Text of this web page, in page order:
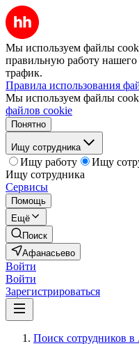
Мы используем файлы
правильную работу нашего
трафик.
Правила использования
Мы используем файлы
файлов cookie
Понятно
Ищу сотрудника
Ищу работу
Ищу
Ищу сотрудника
Сервисы
Помощь
Ещё
Поиск
Афанасьево
Войти
Войти
Зарегистрироваться
Поиск сотрудников в